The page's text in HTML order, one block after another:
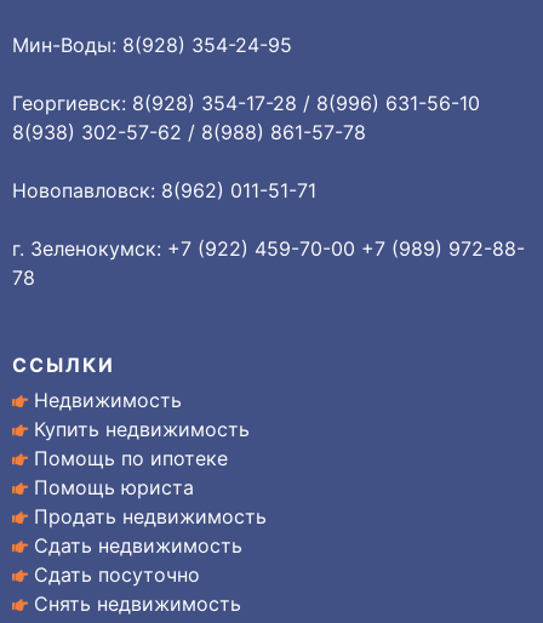
Мин-Воды: 8(928) 354-24-95
Георгиевск: 8(928) 354-17-28 / 8(996) 631-56-10
8(938) 302-57-62 / 8(988) 861-57-78
Новопавловск: 8(962) 011-51-71
г. Зеленокумск: +7 (922) 459-70-00 +7 (989) 972-88-
78
ССЫЛКИ
Недвижимость
Купить недвижимость
Помощь по ипотеке
Помощь юриста
Продать недвижимость
Сдать недвижимость
Сдать посуточно
Снять недвижимость